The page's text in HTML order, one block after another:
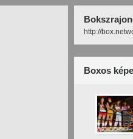
http://
Boxos